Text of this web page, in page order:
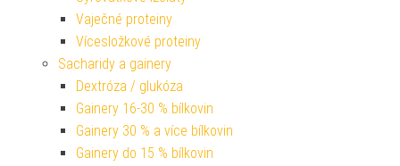
Vaječné proteiny
Vícesložkové proteiny
Sacharidy a gainery
Dextróza / glukóza
Gainery 16-30 % bílkovin
Gainery 30 % a více bílkovin
Gainery do 15 % bílkovin